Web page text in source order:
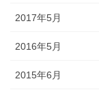
2017年5月
2016年5月
2015年6月